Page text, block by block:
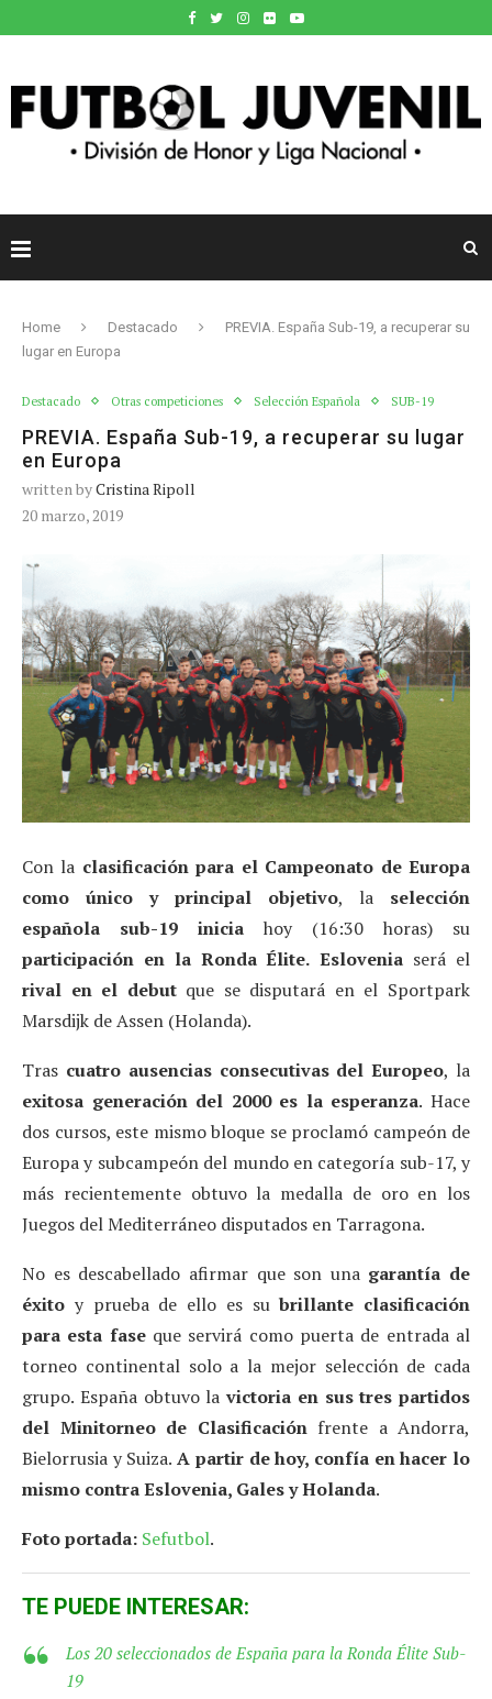
Home Destacado
PREVIA. España Sub-19, a recuperar su
lugar en Europa
Destacado Otras competiciones Selección Española SUB-19
PREVIA. España Sub-19, a recuperar su lugar
en Europa
written byCristina Ripoll
20 marzo, 2019
Con la clasificación para el Campeonato de Europa
como único y principal objetivo, la selección
española sub-19 inicia hoy (16:30 horas) su
participación en la Ronda Élite. Eslovenia será el
rival en el debutque se disputará en el Sportpark
Marsdijk de Assen (Holanda).
Tras cuatro ausencias consecutivas del Europeo, la
exitosa generación del 2000 es la esperanza. Hace
dos cursos, este mismo bloque se proclamó campeón de
Europa y subcampeón del mundo en categoría sub-17, y
más recientemente obtuvo la medalla de oro en los
Juegos del Mediterráneo disputados en Tarragona.
No es descabellado afirmar que son una garantía de
éxito y prueba de ello es subrillante clasificación
para esta faseque servirá como puerta de entrada al
torneo continental solo a la mejor selección de cada
grupo. España obtuvo la victoria en sus tres partidos
del Minitorneo de Clasificaciónfrente a Andorra,
Bielorrusia y Suiza.A partir de hoy, confía en hacer lo
mismo contra Eslovenia, Gales y Holanda.
Foto portada: Sefutbol.
TE PUEDE INTERESAR:
Los 20 seleccionados de España para la Ronda Élite Sub-
19